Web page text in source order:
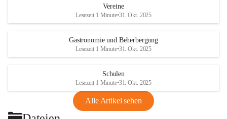
Vereine
Lesezeit 1 Minute•31. Okt. 2025
Gastronomie und Beherbergung
Lesezeit 1 Minute•31. Okt. 2025
Schulen
Lesezeit 1 Minute•31. Okt. 2025
Alle Artikel sehen